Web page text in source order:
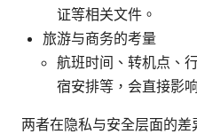
证等相关文件。
旅游与商务的考量
航班时间、转机点、
宿安排等，会直接影
两者在隐私与安全层面的差